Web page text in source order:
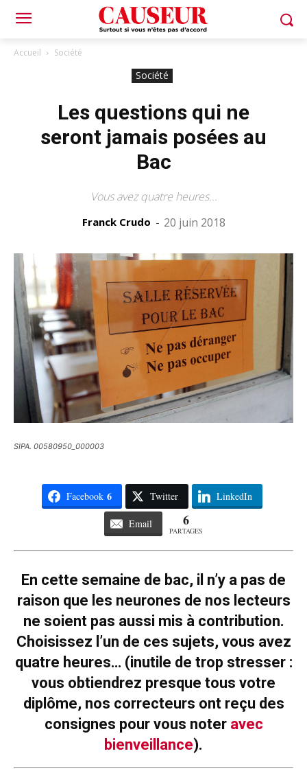
Accueil Société
Société
Les questions qui ne
seront jamais posées au
Bac
Vous avez quatre heures...
Franck Crudo - 20 juin 2018
SIPA. 00580950_000003
Facebook 6 Twitter LinkedIn
Email 6
PARTAGES
En cette semaine de bac, il n’y a pas de
raison que les neurones de nos lecteurs
ne soient pas aussi mis à contribution.
Choisissez l’un de ces sujets, vous avez
quatre heures… (inutile de trop stresser :
vous obtiendrez presque tous votre
diplôme, nos correcteurs ont reçu des
consignes pour vous noter avec
bienveillance).